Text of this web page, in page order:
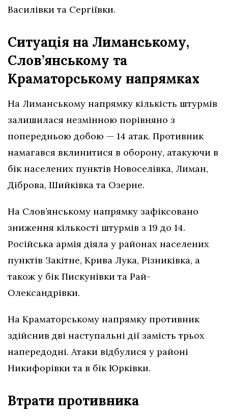
Василівки та Сергіївки.
Ситуація на Лиманському,
Слов’янському та
Краматорському напрямках
На Лиманському напрямку кількість штурмів
залишилася незмінною порівняно з
попередньою добою — 14 атак. Противник
намагався вклинитися в оборону, атакуючи в
бік населених пунктів Новоселівка, Лиман,
Діброва, Шийківка та Озерне.
На Слов’янському напрямку зафіксовано
зниження кількості штурмів з 19 до 14.
Російська армія діяла у районах населених
пунктів Закітне, Крива Лука, Різниківка, а
також у бік Пискунівки та Рай-
Олександрівки.
На Краматорському напрямку противник
здійснив дві наступальні дії замість трьох
напередодні. Атаки відбулися у районі
Никифорівки та в бік Юрківки.
Втрати противника